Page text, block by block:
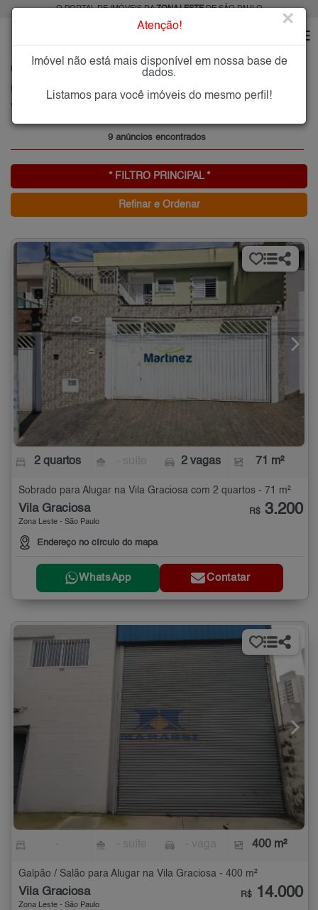
O PORTAL DE IMÓVEIS DAZONA LESTEDE SÃO PAULO
VILA GRACIOSA
Vila Graciosa, Zona Leste
9 anúncios encontrados
* FILTRO PRINCIPAL *
Refinar e Ordenar
2 quartos 2 vagas 71 m²
Sobrado para Alugar na Vila Graciosa com 2 quartos - 71 m²
Vila Graciosa
Zona Leste - São Paulo
Endereço no círculo do mapa
R$ 3.200
WhatsApp Contatar
400 m²
Galpão / Salão para Alugar na Vila Graciosa - 400 m²
Vila Graciosa
Zona Leste - São Paulo
R$ 14.000
Atenção! ×
Imóvel não está mais disponível em nossa base de
dados.
Listamos para você imóveis do mesmo perfil!